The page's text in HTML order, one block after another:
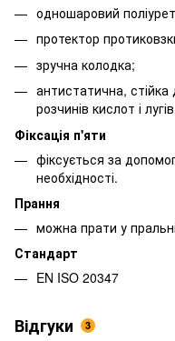
одношаровий
протектор
зручна колодка;
антистатична,
розчинів кислот і
Фіксація п'яти
фіксується за
необхідності.
Прання
можна прати у
Стандарт
EN ISO 20347
Відгуки 3